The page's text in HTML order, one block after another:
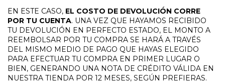
EN ESTE CASO, EL COSTO DE DEVOLUCIÓN CORRE
POR TU CUENTA. UNA VEZ QUE HAYAMOS RECIBIDO
TU DEVOLUCIÓN EN PERFECTO ESTADO, EL MONTO A
REEMBOLSAR POR TU COMPRA SE HARÁ A TRAVÉS
DEL MISMO MEDIO DE PAGO QUE HAYAS ELEGIDO
PARA EFECTUAR TU COMPRA EN PRIMER LUGAR O
BIEN, GENERANDO UNA NOTA DE CRÉDITO VÁLIDA EN
NUESTRA TIENDA POR 12 MESES, SEGÚN PREFIERAS.